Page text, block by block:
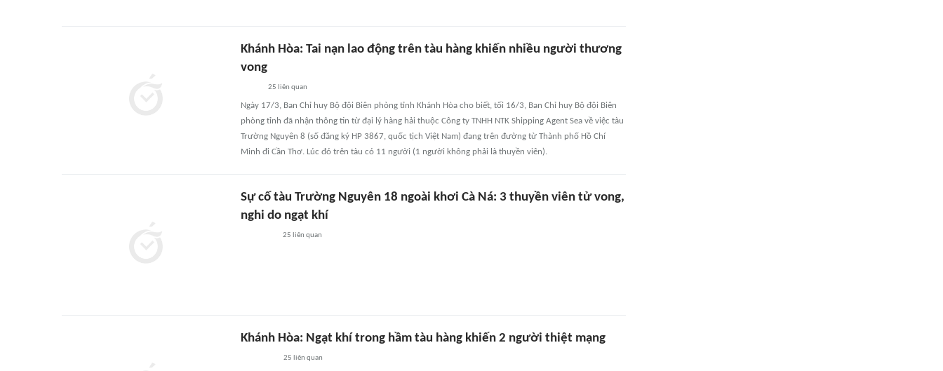
Khánh Hòa: Tai nạn lao động trên tàu hàng khiến nhiều người thương
vong
25 liên quan
Ngày 17/3, Ban Chỉ huy Bộ đội Biên phòng tỉnh Khánh Hòa cho biết, tối 16/3, Ban Chỉ huy Bộ đội Biên
phòng tỉnh đã nhận thông tin từ đại lý hàng hải thuộc Công ty TNHH NTK Shipping Agent Sea về việc tàu
Trường Nguyên 8 (số đăng ký HP 3867, quốc tịch Việt Nam) đang trên đường từ Thành phố Hồ Chí
Minh đi Cần Thơ. Lúc đó trên tàu có 11 người (1 người không phải là thuyền viên).
Sự cố tàu Trường Nguyên 18 ngoài khơi Cà Ná: 3 thuyền viên tử vong,
nghi do ngạt khí
25 liên quan
Khánh Hòa: Ngạt khí trong hầm tàu hàng khiến 2 người thiệt mạng
25 liên quan